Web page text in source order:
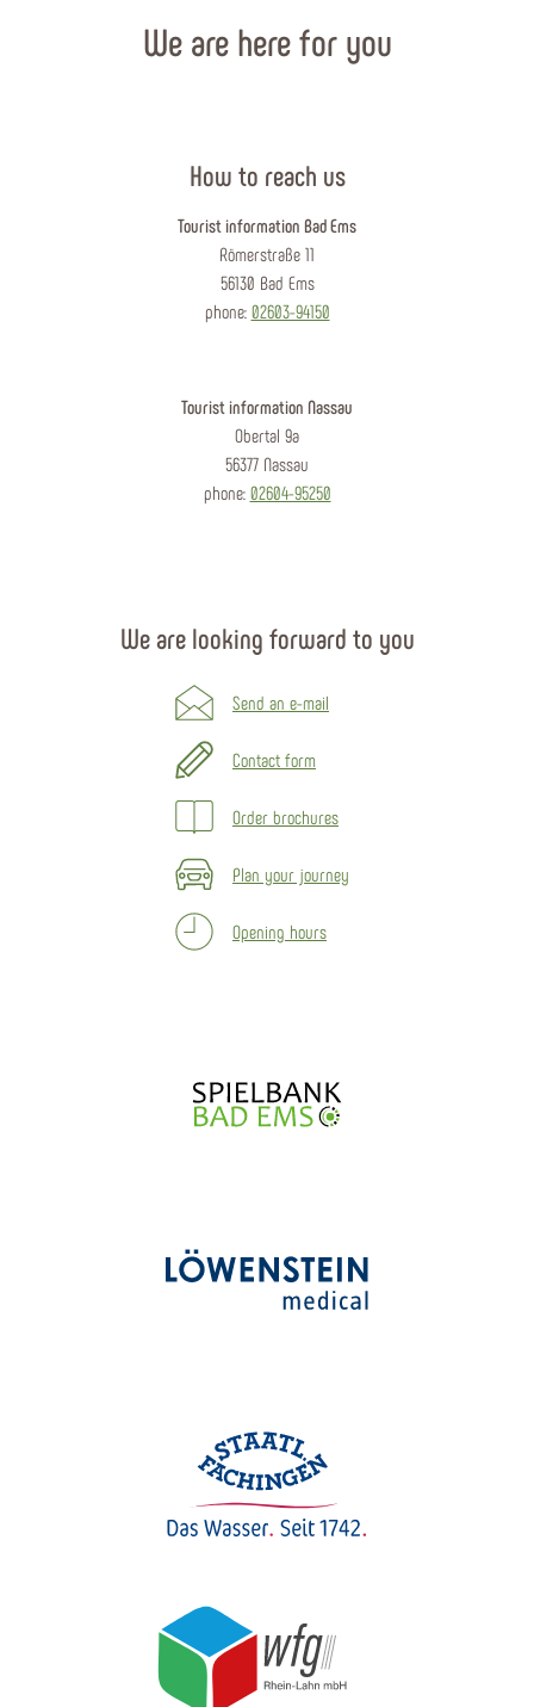
We are here for you
How to reach us
Tourist information Bad Ems
Römerstraße 11
56130 Bad Ems
phone: 02603-94150
Tourist information Nassau
Obertal 9a
56377 Nassau
phone: 02604-95250
We are looking forward to you
Send an e-mail
Contact form
Order brochures
Plan your journey
Opening hours